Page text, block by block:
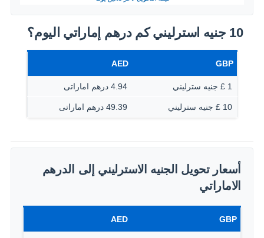
10 جنيه استرليني كم درهم إماراتي اليوم؟
GBP
AED
1 £ جنيه سترليني 4.94 درهم اماراتى
10 £ جنيه سترليني 49.39 درهم اماراتى
أسعار تحويل الجنيه الاسترليني إلى الدرهم
الاماراتي
GBP
AED